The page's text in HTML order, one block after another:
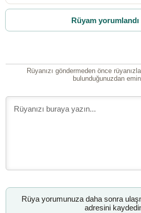
Rüyam yorumlandı
Rüyanızı göndermeden önce
bulunduğunuzdan
Rüya yorumunuza daha sonra
adresini